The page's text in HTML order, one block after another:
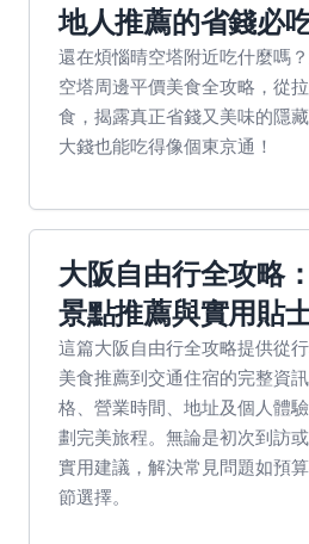
地人推薦的省錢必
還在煩惱晴空塔附近吃什麼嗎
空塔周邊平價美食全攻略，從
食，揭露真正省錢又美味的隱
大錢也能吃得像個東京通！
大阪自由行全攻略
景點推薦與實用貼
這篇大阪自由行全攻略提供從
美食推薦到交通住宿的完整資
格、營業時間、地址及個人體
劃完美旅程。無論是初次到訪
實用建議，解決常見問題如預
節選擇。